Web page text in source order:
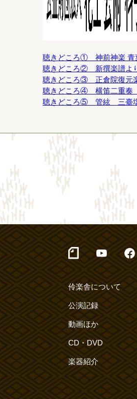
聴きどころ① 神前神楽 青
聴きどころ② 新撰楽譜よ
聴きどころ③ 正倉院復元
聴きどころ④ 横笛二重奏
聴きどころ⑤ 管絃 三臺
伶楽舎について
公演記録
動画ほか
CD・DVD
楽器紹介